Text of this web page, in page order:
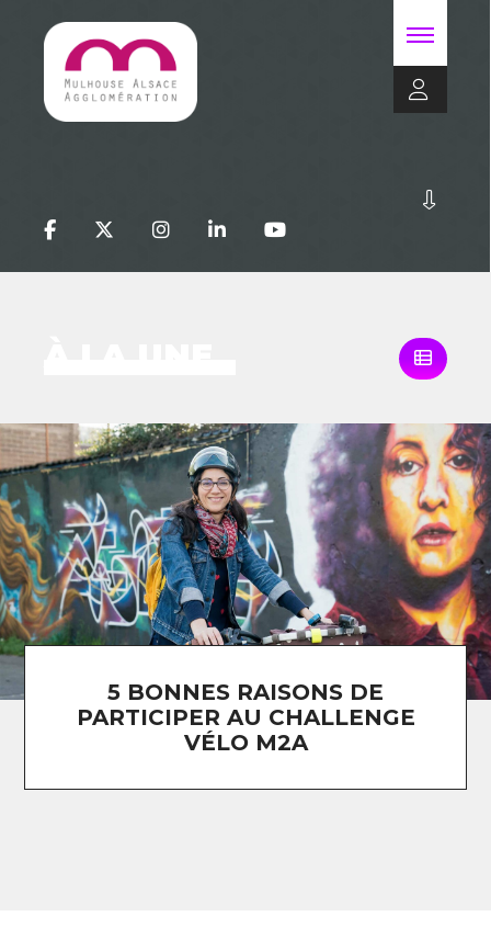
5 BONNES RAISONS DE
PARTICIPER AU CHALLENGE
VÉLO M2A